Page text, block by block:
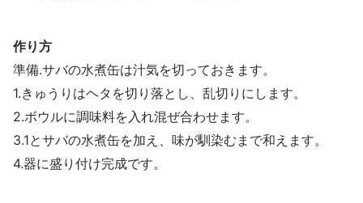
作り方
準備.サバの水煮缶は汁気を切っておきます。
1.きゅうりはヘタを切り落とし、乱切りにします。
2.ボウルに調味料を入れ混ぜ合わせます。
3.1とサバの水煮缶を加え、味が馴染むまで和えます。
4.器に盛り付け完成です。